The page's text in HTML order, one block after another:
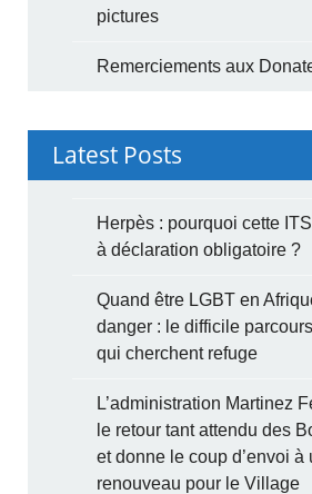
pictures
Remerciements aux
Latest Posts
Herpès : pourquoi cette
à déclaration obligatoire ?
Quand être LGBT en
danger : le difficile
qui cherchent refuge
L’administration Martinez
le retour tant attendu des
et donne le coup d’envoi à
renouveau pour le Village